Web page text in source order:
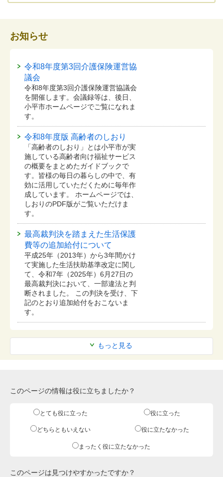
お知らせ
もっと見る
令和8年度第3回介護保険運営協
議会
令和8年度第3回介護保険運営協議会
を開催します。会議録等は、後日、
小平市ホームページでご覧になれま
す。
令和8年度版 高齢者のしおり
「高齢者のしおり」とは小平市が実
施している高齢者向け福祉サービス
の概要をまとめたガイドブックで
す。皆様の毎日の暮らしの中で、有
効に活用していただくために毎年作
成しています。 ホームページでは、
しおりのPDF版がご覧いただけま
す。
最高裁判決を踏まえた生活保護
費等の追加給付について
平成25年（2013年）から3年間かけ
て実施した生活扶助基準改定に関し
て、令和7年（2025年）6月27日の
最高裁判決において、一部違法と判
断されました。 この判決を受け、下
記のとおり追加給付をおこないま
す。
このページの情報は役に立ちましたか？
とても役に立った 役に立った
どちらともいえない 役に立たなかった
まったく役に立たなかった
このページは見つけやすかったですか？